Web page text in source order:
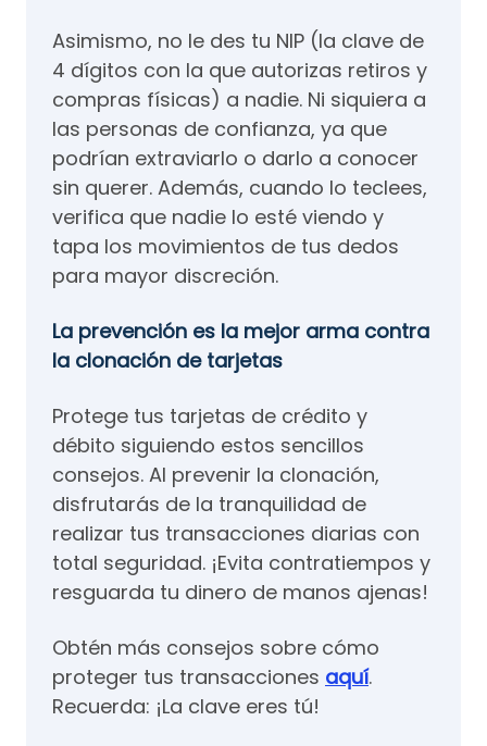
Asimismo, no le des tu NIP (la clave de
4 dígitos con la que autorizas retiros y
compras físicas) a nadie. Ni siquiera a
las personas de confianza, ya que
podrían extraviarlo o darlo a conocer
sin querer. Además, cuando lo teclees,
verifica que nadie lo esté viendo y
tapa los movimientos de tus dedos
para mayor discreción.
La prevención es la mejor arma contra
la clonación de tarjetas
Protege tus tarjetas de crédito y
débito siguiendo estos sencillos
consejos. Al prevenir la clonación,
disfrutarás de la tranquilidad de
realizar tus transacciones diarias con
total seguridad. ¡Evita contratiempos y
resguarda tu dinero de manos ajenas!
Obtén más consejos sobre cómo
proteger tus transacciones aquí.
Recuerda: ¡La clave eres tú!